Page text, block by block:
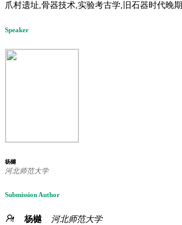
爪村遗址,骨器技术,实验考古学,旧石器时代晚期
Speaker
杨樾
河北师范大学
Submission Author
杨樾
河北师范大学